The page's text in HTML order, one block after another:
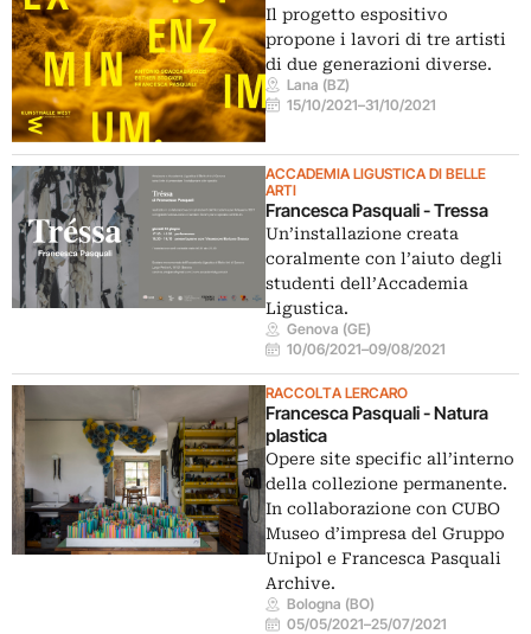
Il progetto espositivo
propone i lavori di tre artisti
di due generazioni diverse.
Lana (BZ)
15/10/2021–31/10/2021
ACCADEMIA LIGUSTICA DI BELLE
ARTI
Francesca Pasquali - Tressa
Un’installazione creata
coralmente con l’aiuto degli
studenti dell’Accademia
Ligustica.
Genova (GE)
10/06/2021–09/08/2021
RACCOLTA LERCARO
Francesca Pasquali - Natura
plastica
Opere site specific all’interno
della collezione permanente.
In collaborazione con CUBO
Museo d’impresa del Gruppo
Unipol e Francesca Pasquali
Archive.
Bologna (BO)
05/05/2021–25/07/2021